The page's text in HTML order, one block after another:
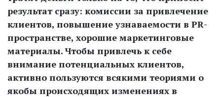
результат сразу: комиссии за привлечение
клиентов, повышение узнаваемости в PR-
пространстве, хорошие маркетинговые
материалы. Чтобы привлечь к себе
внимание потенциальных клиентов,
активно пользуются всякими теориями о
якобы происходящих изменениях в